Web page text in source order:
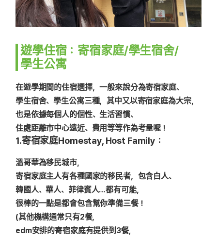
遊學住宿：寄宿家庭/學生宿舍/
學生公寓
在遊學期間的住宿選擇，一般來說分為寄宿家庭、
學生宿舍、學生公寓三種，其中又以寄宿家庭為大宗，
也是依據每個人的個性、生活習慣、
住處距離市中心遠近、費用等等作為考量喔！
1.寄宿家庭Homestay, Host Family：
溫哥華為移民城市，
寄宿家庭主人有各種國家的移民者，包含白人、
韓國人、華人、菲律賓人…都有可能，
很棒的一點是都會包含幫你準備三餐！
(其他機構通常只有2餐，
edm安排的寄宿家庭有提供到3餐,